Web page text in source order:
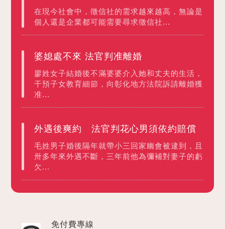
在現今社會中，徵信社的需求越來越高，無論是
個人還是企業都可能需要尋求徵信社...
婆媳處不來 法官判准離婚
廖姓女子結婚後不滿婆婆介入她和丈夫的生活，
干預子女教育細節，向彰化地方法院訴請離婚獲
准...
外遇後爽約 法官判花心男須依約賠償
毛姓男子婚後隔年就帶小三回家幽會被逮到，且
卅多年來外遇不斷，三年前他為彌補對妻子的虧
欠...
免付費專線